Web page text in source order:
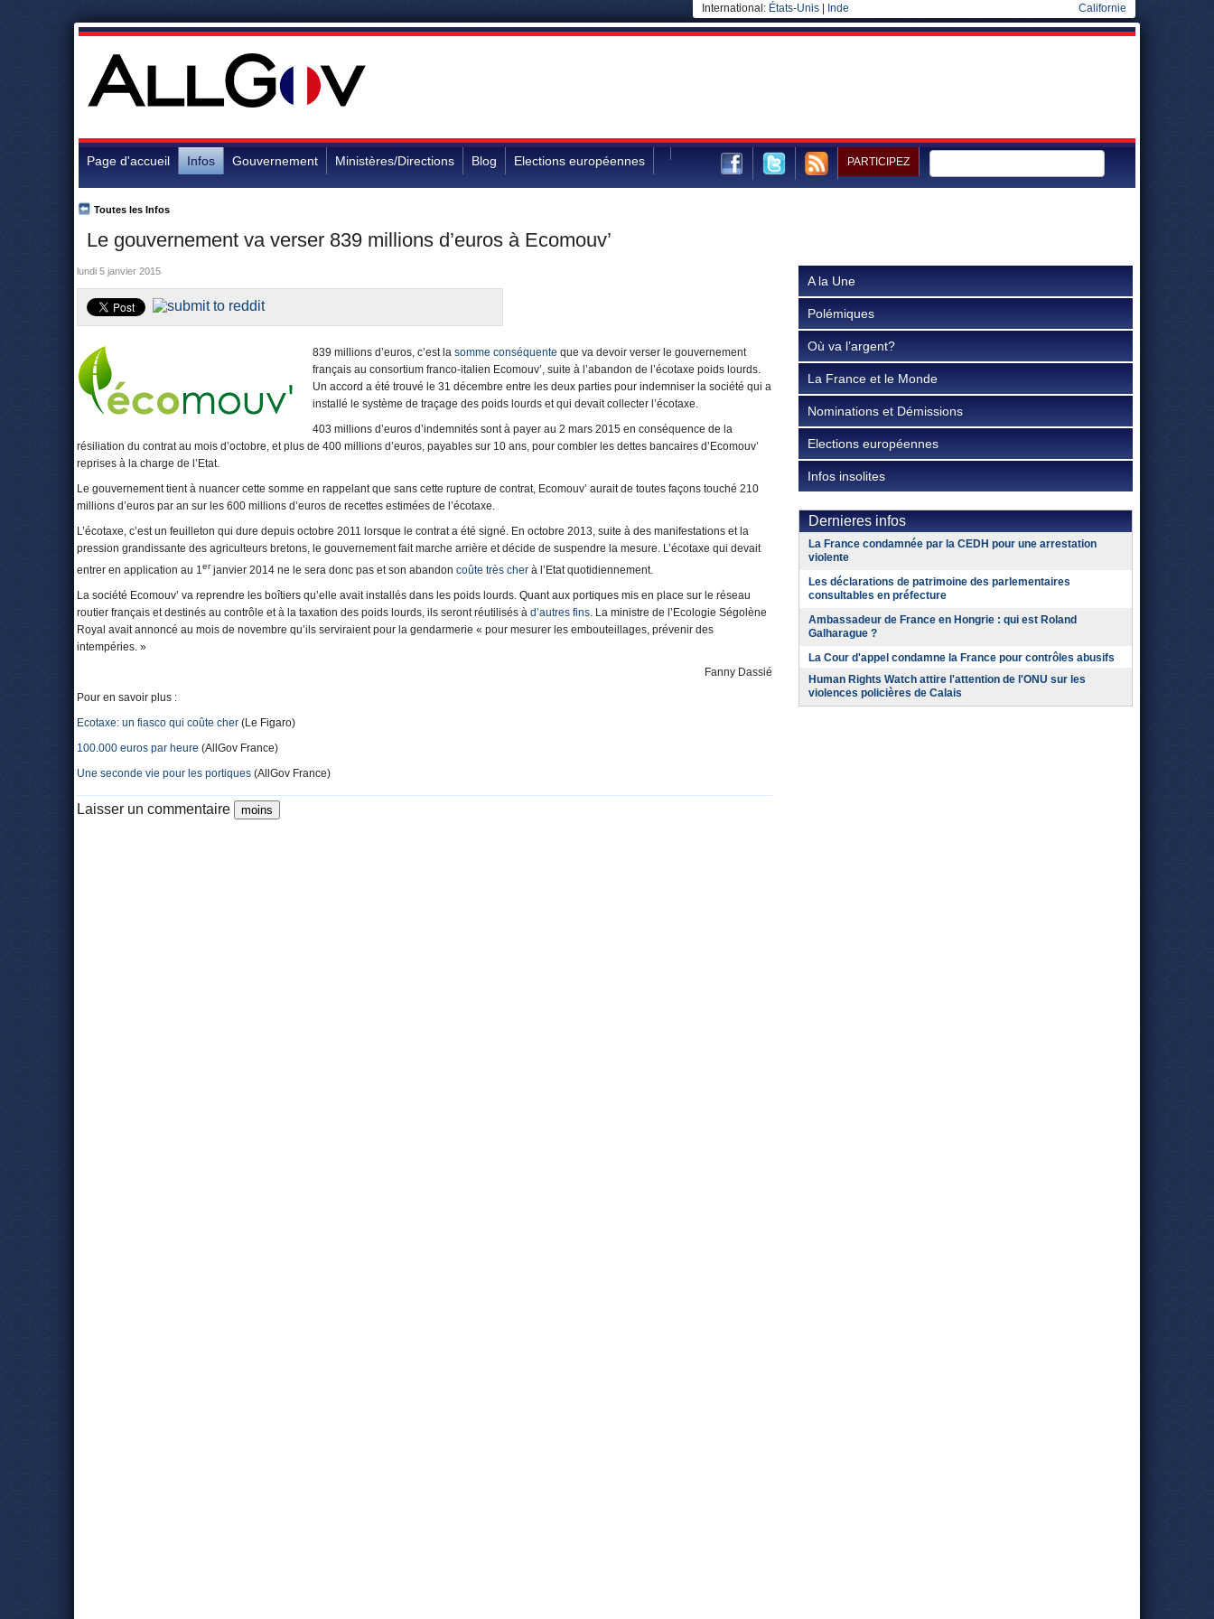
International: États-Unis Inde Californie
Page d'accueil Infos Gouvernement Ministères/Directions Blog Elections européennes PARTICIPEZ
Le gouvernement va verser 839 millions d’euros à Ecomouv’
Toutes les Infos
lundi 5 janvier 2015
839 millions d’euros, c’est la somme conséquente que va devoir verser le gouvernement
français au consortium franco-italien Ecomouv’, suite à l’abandon de l’écotaxe poids lourds.
Un accord a été trouvé le 31 décembre entre les deux parties pour indemniser la société qui a
installé le système de traçage des poids lourds et qui devait collecter l’écotaxe.
403 millions d’euros d’indemnités sont à payer au 2 mars 2015 en conséquence de la
résiliation du contrat au mois d’octobre, et plus de 400 millions d’euros, payables sur 10 ans, pour combler les dettes bancaires d’Ecomouv’
reprises à la charge de l’Etat.
Le gouvernement tient à nuancer cette somme en rappelant que sans cette rupture de contrat, Ecomouv’ aurait de toutes façons touché 210
millions d’euros par an sur les 600 millions d’euros de recettes estimées de l’écotaxe.
L’écotaxe, c’est un feuilleton qui dure depuis octobre 2011 lorsque le contrat a été signé. En octobre 2013, suite à des manifestations et la
pression grandissante des agriculteurs bretons, le gouvernement fait marche arrière et décide de suspendre la mesure. L’écotaxe qui devait
entrer en application au 1er janvier 2014 ne le sera donc pas et son abandon coûte très cher à l’Etat quotidiennement.
La société Ecomouv’ va reprendre les boîtiers qu’elle avait installés dans les poids lourds. Quant aux portiques mis en place sur le réseau
routier français et destinés au contrôle et à la taxation des poids lourds, ils seront réutilisés à d’autres fins. La ministre de l’Ecologie Ségolène
Royal avait annoncé au mois de novembre qu’ils serviraient pour la gendarmerie « pour mesurer les embouteillages, prévenir des
intempéries. »
Fanny Dassié
Pour en savoir plus :
Ecotaxe: un fiasco qui coûte cher (Le Figaro)
100.000 euros par heure (AllGov France)
Une seconde vie pour les portiques (AllGov France)
Laisser un commentaire
A la Une
Polémiques
Où va l’argent?
La France et le Monde
Nominations et Démissions
Elections européennes
Infos insolites
Dernieres infos
La France condamnée par la CEDH pour une arrestation
violente
Les déclarations de patrimoine des parlementaires
consultables en préfecture
Ambassadeur de France en Hongrie : qui est Roland
Galharague ?
La Cour d'appel condamne la France pour contrôles abusifs
Human Rights Watch attire l'attention de l'ONU sur les
violences policières de Calais